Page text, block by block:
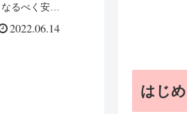
るべく安く
2022.06.14
はじ